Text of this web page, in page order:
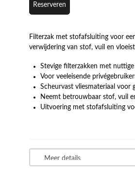
Reserveren
Filterzak met stofafsluiting voor
verwijdering van stof, vuil en
Stevige filterzakken met
Voor veeleisende
Scheurvast vliesmateriaal voor
Neemt betrouwbaar stof, vuil
Uitvoering met stofafsluiting